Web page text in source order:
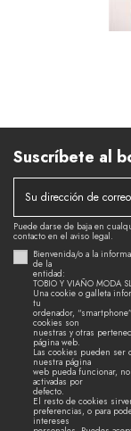
Suscríbete al
Puede darse de baja en
contacto en el aviso legal.
Bienvenida/o a la
de la
entidad:
TOBIO Y VIAÑO MODA
Una cookie o galleta
tu
ordenador,
cookies son
nuestras y otras
página web.
Las cookies pueden ser
nuestra página
web pueda funcionar,
activadas por
defecto.
El resto de cookies
preferencias, o para
intereses